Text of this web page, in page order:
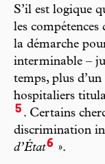
S’il est logique
les compétences
la démarche
interminable –
temps, plus
hospitaliers
5 . Certains
discrimination
d’État6 ».